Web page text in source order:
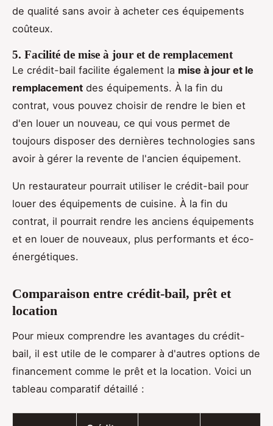
de qualité sans avoir à acheter ces équipements
coûteux.
5. Facilité de mise à jour et de remplacement
Le crédit-bail facilite également la mise à jour et le
remplacement des équipements. À la fin du
contrat, vous pouvez choisir de rendre le bien et
d'en louer un nouveau, ce qui vous permet de
toujours disposer des dernières technologies sans
avoir à gérer la revente de l'ancien équipement.
Un restaurateur pourrait utiliser le crédit-bail pour
louer des équipements de cuisine. À la fin du
contrat, il pourrait rendre les anciens équipements
et en louer de nouveaux, plus performants et éco-
énergétiques.
Comparaison entre crédit-bail, prêt et
location
Pour mieux comprendre les avantages du crédit-
bail, il est utile de le comparer à d'autres options de
financement comme le prêt et la location. Voici un
tableau comparatif détaillé :